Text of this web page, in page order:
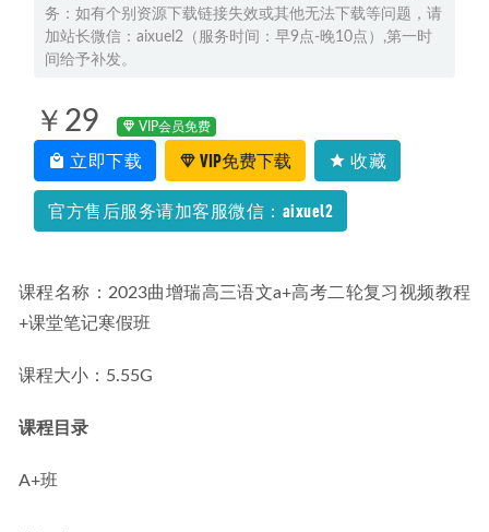
务：如有个别资源下载链接失效或其他无法下载等问题，请
加站长微信：aixuel2（服务时间：早9点-晚10点）,第一时
间给予补发。
￥29 VIP会员免费
立即下载 VIP免费下载 收藏
官方售后服务请加客服微信：aixuel2
课程名称：2023曲增瑞高三语文a+高考二轮复习视频教程
+课堂笔记寒假班
课程大小：5.55G
课程目录
A+班
法律法学教程无讼-庭审制胜全流程精讲课程百度网盘资源
打包下载 2021-11-23
2026年邓康尧高三生物a一轮复习暑假班
有声读物先秦二汉文学-103集MP3，百度网盘打包下载
07-01